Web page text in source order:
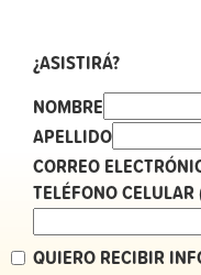
¿ASISTIRÁ?
NOMBRE
APELLIDO
CORREO
TELÉFONO
QUIERO RECIBIR